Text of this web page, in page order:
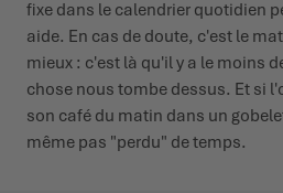
fixe dans le calendrier quotidien
aide. En cas de doute, c'est le
mieux : c'est là qu'il y a le moins
chose nous tombe dessus. Et si
son café du matin dans un
même pas "perdu" de temps.